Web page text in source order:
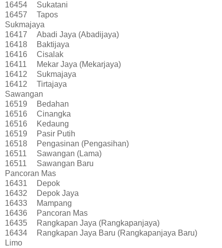
16454
Sukatani
16457
Tapos
Sukmajaya
16417
Abadi Jaya (Abadijaya)
16418
Baktijaya
16416
Cisalak
16411
Mekar Jaya (Mekarjaya)
16412
Sukmajaya
16412
Tirtajaya
Sawangan
16519
Bedahan
16516
Cinangka
16516
Kedaung
16519
Pasir Putih
16518
Pengasinan (Pengasihan)
16511
Sawangan (Lama)
16511
Sawangan Baru
Pancoran Mas
16431
Depok
16432
Depok Jaya
16433
Mampang
16436
Pancoran Mas
16435
Rangkapan Jaya (Rangkapanjaya)
16434
Rangkapan Jaya Baru (Rangkapanjaya Baru)
Limo